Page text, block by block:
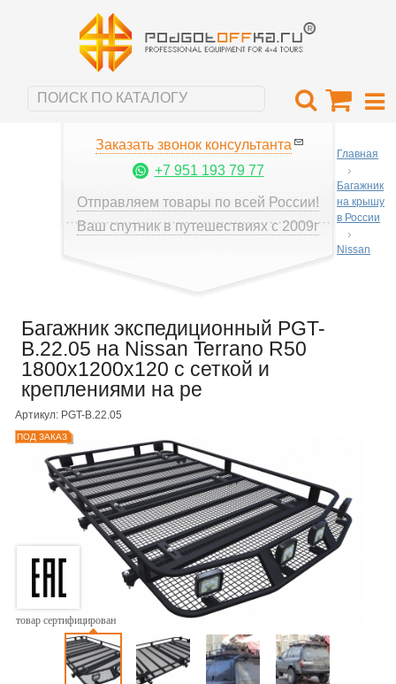
Заказать звонок консультанта
+7 951 193 79 77
Отправляем товары по всей России!
Ваш спутник в путешествиях с 2009г
Главная
Багажник
на крышу
в России
Nissan
Багажник экспедиционный PGT-
B.22.05 на Nissan Terrano R50
1800х1200х120 с сеткой и
креплениями на ре
Артикул: PGT-B.22.05
ПОД ЗАКАЗ
товар сертифицирован